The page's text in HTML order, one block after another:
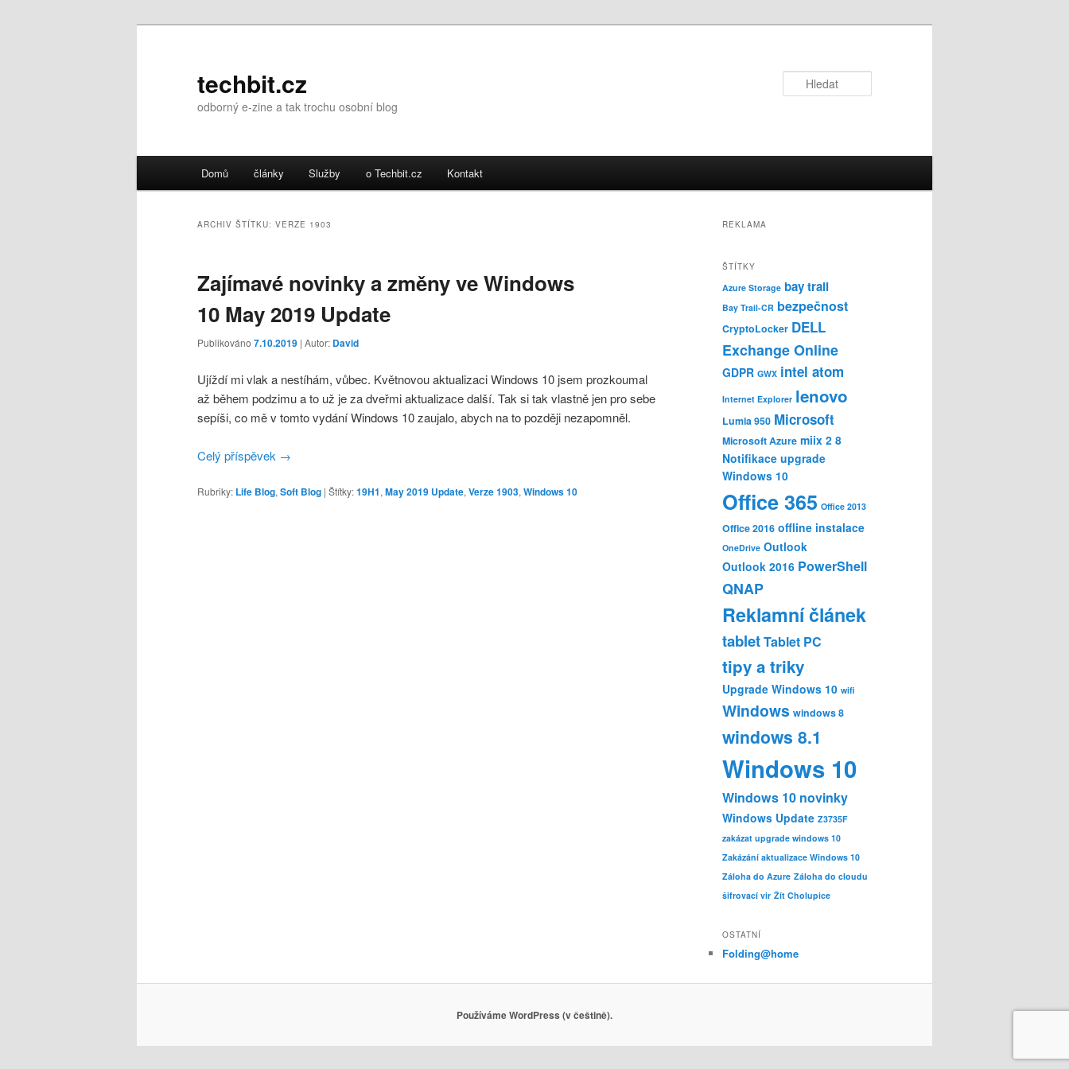
techbit.cz
odborný e-zine a tak trochu osobní blog
Domů články Služby o Techbit.cz Kontakt
ARCHIV ŠTÍTKU: VERZE 1903
Zajímavé novinky a změny ve Windows
10 May 2019 Update
Publikováno 7.10.2019 | Autor: David
Ujíždí mi vlak a nestíhám, vůbec. Květnovou aktualizaci Windows 10 jsem prozkoumal
až během podzimu a to už je za dveřmi aktualizace další. Tak si tak vlastně jen pro sebe
sepíši, co mě v tomto vydání Windows 10 zaujalo, abych na to později nezapomněl.
Celý příspěvek →
Rubriky: Life Blog, Soft Blog | Štítky:19H1, May 2019 Update, Verze 1903, Windows 10
REKLAMA
ŠTÍTKY
Azure Storage bay trail
Bay Trail-CR bezpečnost
CryptoLocker DELL
Exchange Online
GDPR GWX intel atom
Internet Explorer lenovo
Lumia 950 Microsoft
Microsoft Azure miix 2 8
Notifikace upgrade
Windows 10
Office 365 Office 2013
Office 2016 offline instalace
OneDrive Outlook
Outlook 2016 PowerShell
QNAP
Reklamní článek
tabletTablet PC
tipy a triky
Upgrade Windows 10 wifi
Windows windows 8
windows 8.1
Windows 10
Windows 10 novinky
Windows Update Z3735F
zakázat upgrade windows 10
Zakázání aktualizace Windows 10
Záloha do Azure Záloha do cloudu
šifrovací vir Žít Cholupice
OSTATNÍ
Folding@home
Používáme WordPress (v češtině).